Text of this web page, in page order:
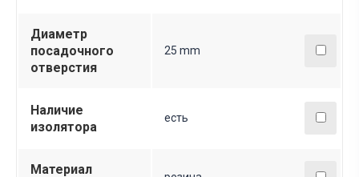
Диаметр
посадочного
отверстия
25 mm
Наличие
изолятора
есть
Материал